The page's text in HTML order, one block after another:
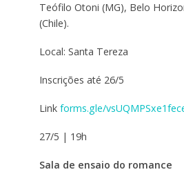
Teófilo Otoni (MG), Belo
(Chile).
Local: Santa Tereza
Inscrições até 26/5
Link forms.gle/
27/5 | 19h
Sala de ensaio do romance